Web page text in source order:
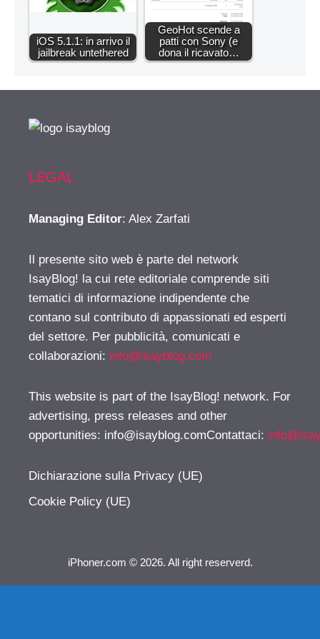
iOS 5.1.1: in arrivo il
jailbreak untethered
GeoHot scende a
patti con Sony (e
dona il ricavato…
LEGAL
Managing Editor: Alex Zarfati
Il presente sito web è parte del network
IsayBlog! la cui rete editoriale comprende siti
tematici di informazione indipendente che
contano sul contributo di appassionati ed esperti
del settore. Per pubblicità, comunicati e
collaborazioni: info@isayblog.com
This website is part of the IsayBlog! network. For
advertising, press releases and other
opportunities: info@isayblog.comContattaci:
Dichiarazione sulla Privacy (UE)
Cookie Policy (UE)
iPhoner.com © 2026. All right reserverd.